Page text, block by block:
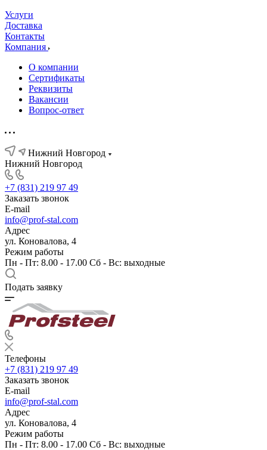
Услуги
Доставка
Контакты
Компания
О компании
Сертификаты
Реквизиты
Вакансии
Вопрос-ответ
Нижний Новгород
Нижний Новгород
+7 (831) 219 97 49
Заказать звонок
E-mail
info@prof-stal.com
Адрес
ул. Коновалова, 4
Режим работы
Пн - Пт: 8.00 - 17.00 Сб - Вс: выходные
Подать заявку
Телефоны
+7 (831) 219 97 49
Заказать звонок
E-mail
info@prof-stal.com
Адрес
ул. Коновалова, 4
Режим работы
Пн - Пт: 8.00 - 17.00 Сб - Вс: выходные